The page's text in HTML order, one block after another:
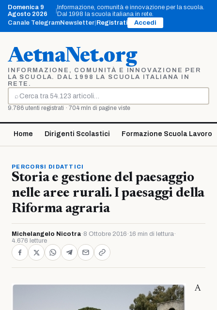
Vai
contenuto
Domenica 9
Agosto 2026
|Informazione, comunità e innovazione per la scuola.
Dal 1998 la scuola italiana in rete.
Canale TelegramNewsletter Registrati Accedi
AetnaNet.org
INFORMAZIONE, COMUNITÀ E INNOVAZIONE PER
LA SCUOLA. DAL 1998 LA SCUOLA ITALIANA IN
RETE.
⌕
Cerca
9.786 utenti registrati · 704 mln di pagine viste
Home Dirigenti Scolastici Formazione Scuola Lavoro
PERCORSI DIDATTICI
Storia e gestione del paesaggio
nelle aree rurali. I paesaggi della
Riforma agraria
Michelangelo Nicotra· 8 Ottobre 2016 ·16 min di lettura·
4.676 letture
A